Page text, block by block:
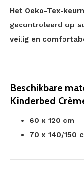
Het Oeko-Tex-
gecontroleerd op
veilig en
Beschikbare
Kinderbed
60 x 120 cm
70 x 140/150